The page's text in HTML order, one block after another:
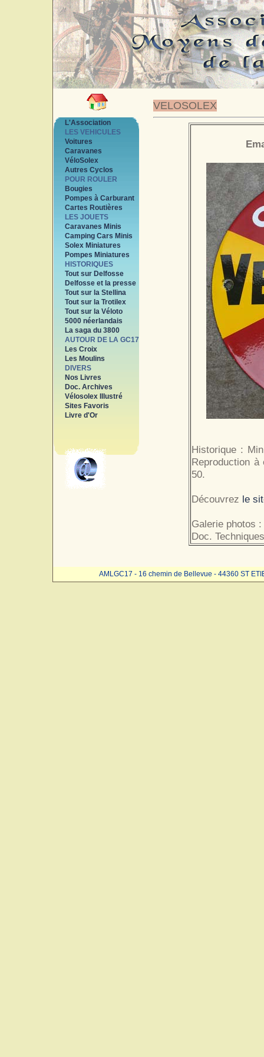
VELOSOLEX
L'Association
LES VEHICULES
Voitures
Caravanes
VéloSolex
Autres Cyclos
POUR ROULER
Bougies
Pompes à Carburant
Cartes Routières
LES JOUETS
Caravanes Minis
Camping Cars Minis
Solex Miniatures
Pompes Miniatures
HISTORIQUES
Tout sur Delfosse
Delfosse et la presse
Tout sur la Stellina
Tout sur la Trotilex
Tout sur la Véloto
5000 néerlandais
La saga du 3800
AUTOUR DE LA GC17
Les Croix
Les Moulins
DIVERS
Nos Livres
Doc. Archives
Vélosolex Illustré
Sites Favoris
Livre d'Or
Historique :
Reproduction à
50.
Découvrez le
Galerie photos :
Doc.
AMLGC17 - 16 chemin de Bellevue - 44360 ST